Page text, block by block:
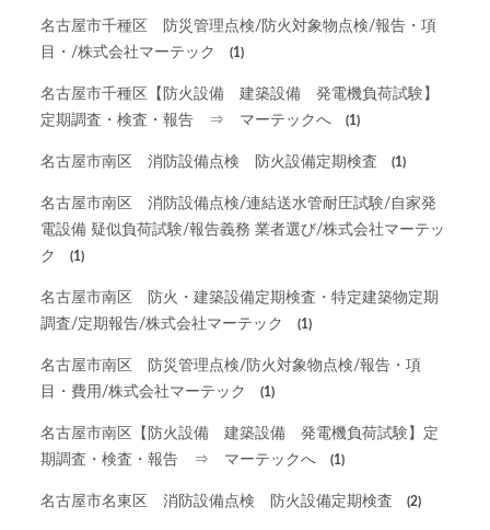
名古屋市千種区 防災管理点検/防火対象物点検/報告・項
目・/株式会社マーテック
(1)
名古屋市千種区【防火設備 建築設備 発電機負荷試験】
定期調査・検査・報告 ⇒ マーテックへ
(1)
名古屋市南区 消防設備点検 防火設備定期検査 (1)
名古屋市南区 消防設備点検/連結送水管耐圧試験/自家発
電設備 疑似負荷試験/報告義務 業者選び/株式会社マーテッ
ク
(1)
名古屋市南区 防火・建築設備定期検査・特定建築物定期
調査/定期報告/株式会社マーテック
(1)
名古屋市南区 防災管理点検/防火対象物点検/報告・項
目・費用/株式会社マーテック
(1)
名古屋市南区【防火設備 建築設備 発電機負荷試験】定
期調査・検査・報告 ⇒ マーテックへ
(1)
名古屋市名東区 消防設備点検 防火設備定期検査 (2)